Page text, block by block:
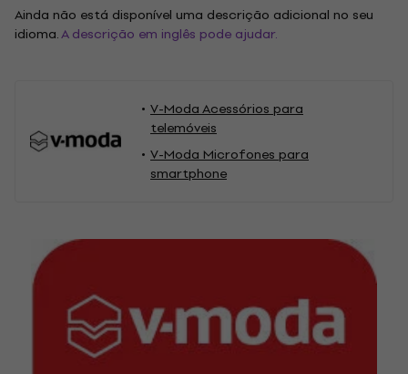
Ainda não está disponível uma descrição adicional no seu
idioma.A descrição em inglês pode ajudar.
V-Moda Acessórios para
telemóveis
V-Moda Microfones para
smartphone